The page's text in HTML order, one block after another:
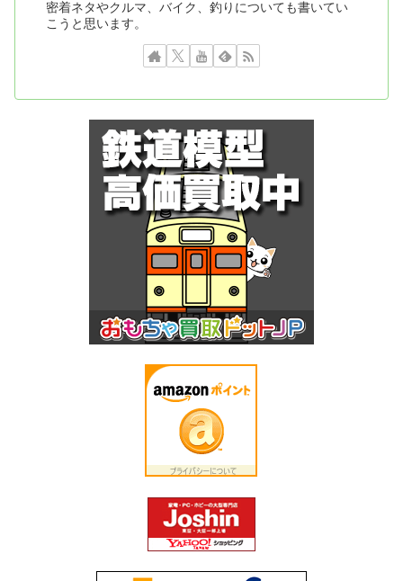
密着ネタやクルマ、バイク、釣りについても書いてい
こうと思います。